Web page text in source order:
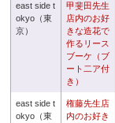
east side t
okyo（東
京）
甲斐田先生
店内のお好
きな造花で
作るリース
ブーケ（ブ
ート二ア付
き）
east side t
okyo（東
権藤先生店
内のお好き